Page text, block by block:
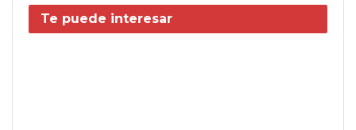
Te puede interesar